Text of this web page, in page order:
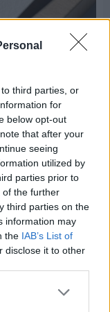
third parties, or
for
below opt-out
that after your
seeing
utilized by
parties prior to
of the further
third parties on the
information may
the IAB’s List of
disclose it to other
συνάντηση
Τέλλιος